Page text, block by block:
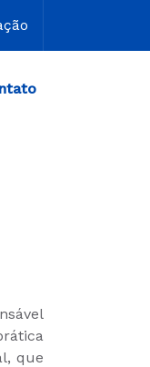
que